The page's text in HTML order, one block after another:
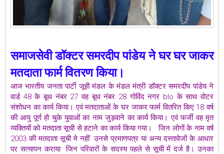
समाजसेवी डॉक्टर समरदीप पांडेय ने घर घर जाकर
मतदाता फार्म वितरण किया।
आज भारतीय जनता पार्टी जूही मंडल के मंडल मंत्री डॉक्टर समरदीप पांडेय ने
वार्ड 48 के बूथ नंबर 27 वह बूथ नंबर 28 गोविंद नगर blo के साथ वोटर
संशोधन का कार्य किया। एवं मतदाताओं के घर जाकर फार्म वितरित किए 18 वर्ष
की आयु पूर्ण हो चुके युवाओं का नाम जुड़वाने का कार्य किया। एवं फर्जी वह मृत
व्यक्तियों को मतदाता सूची से हटाने का कार्य किया गया। जिन लोगों के नाम वर्ष
2003 की मतदाता सूची मे नहीं उनसे प्रमाणपत्र या अन्य दस्तावेजों के आधार
पर सत्यापन कराया जिन परिवारों के सदस्य पहले से सूची में दर्ज है। उनका